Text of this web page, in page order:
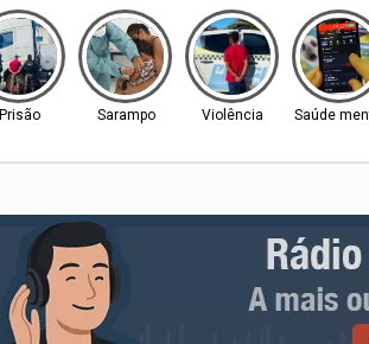
Prisão Sarampo Violência Saúde